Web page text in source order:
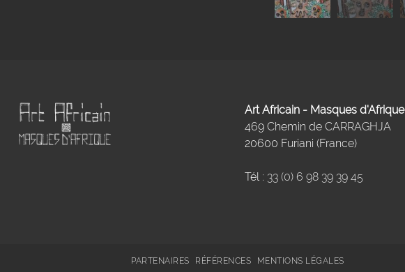
Art Africain - Masques d'Afrique
469 Chemin de CARRAGHJA
20600 Furiani (France)
Tél : 33 (0) 6 98 39 39 45
PARTENAIRES RÉFÉRENCES MENTIONS LÉGALES